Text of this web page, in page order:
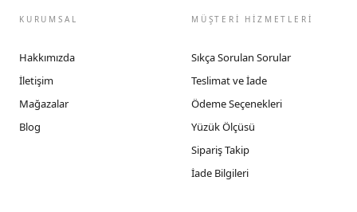
KURUMSAL
Hakkımızda
İletişim
Mağazalar
Blog
MÜŞTERİ HİZMETLERİ
Sıkça Sorulan Sorular
Teslimat ve İade
Ödeme Seçenekleri
Yüzük Ölçüsü
Sipariş Takip
İade Bilgileri